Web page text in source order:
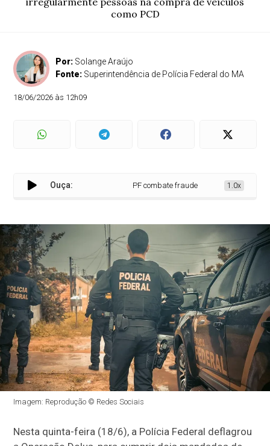
como PCD
Por: Solange Araújo
Fonte: Superintendência de Polícia Federal do MA
18/06/2026 às 12h09
Ouça: PF combate fraude em isenção de IPI em
1.0x
Imagem: Reprodução © Redes Sociais
Nesta quinta-feira (18/6), a Polícia Federal deflagrou